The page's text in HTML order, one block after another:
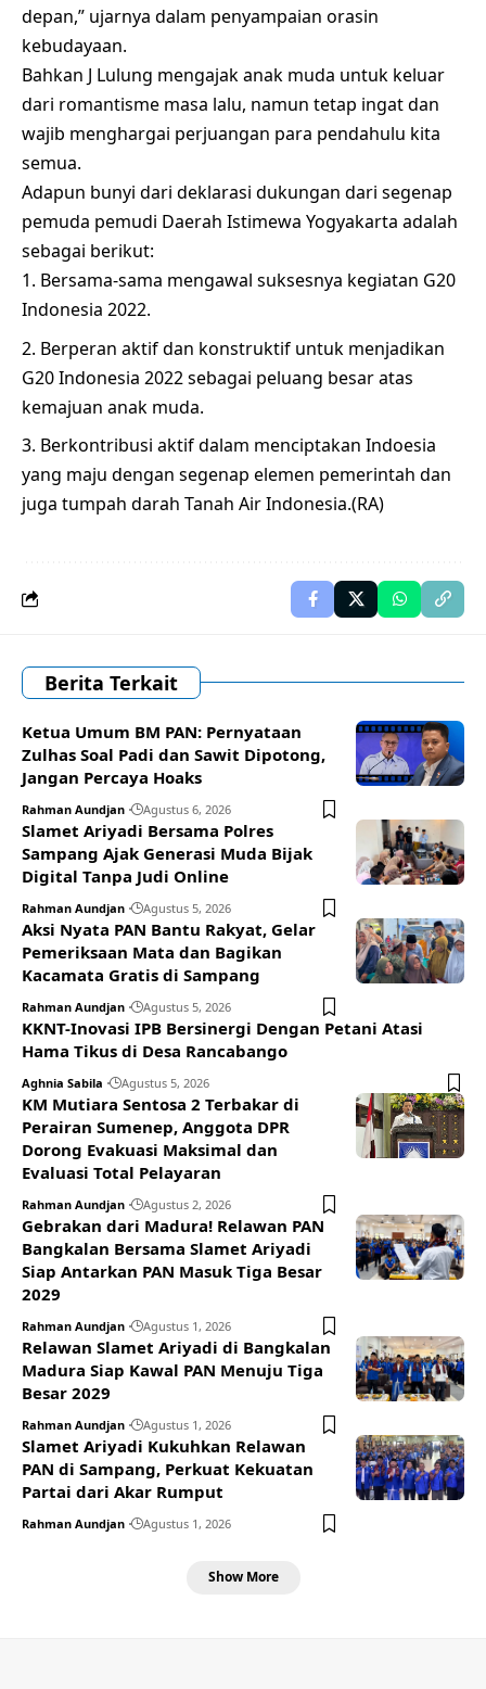
depan,” ujarnya dalam penyampaian orasin
kebudayaan.
Bahkan J Lulung mengajak anak muda untuk keluar
dari romantisme masa lalu, namun tetap ingat dan
wajib menghargai perjuangan para pendahulu kita
semua.
Adapun bunyi dari deklarasi dukungan dari segenap
pemuda pemudi Daerah Istimewa Yogyakarta adalah
sebagai berikut:
Bersama-sama mengawal suksesnya kegiatan G20
Indonesia 2022.
Berperan aktif dan konstruktif untuk menjadikan
G20 Indonesia 2022 sebagai peluang besar atas
kemajuan anak muda.
Berkontribusi aktif dalam menciptakan Indoesia
yang maju dengan segenap elemen pemerintah dan
juga tumpah darah Tanah Air Indonesia.(RA)
Berita Terkait
Ketua Umum BM PAN: Pernyataan
Zulhas Soal Padi dan Sawit Dipotong,
Jangan Percaya Hoaks
Rahman Aundjan Agustus 6, 2026
Slamet Ariyadi Bersama Polres
Sampang Ajak Generasi Muda Bijak
Digital Tanpa Judi Online
Rahman Aundjan Agustus 5, 2026
Aksi Nyata PAN Bantu Rakyat, Gelar
Pemeriksaan Mata dan Bagikan
Kacamata Gratis di Sampang
Rahman Aundjan Agustus 5, 2026
KKNT-Inovasi IPB Bersinergi Dengan Petani Atasi
Hama Tikus di Desa Rancabango
Aghnia Sabila Agustus 5, 2026
KM Mutiara Sentosa 2 Terbakar di
Perairan Sumenep, Anggota DPR
Dorong Evakuasi Maksimal dan
Evaluasi Total Pelayaran
Rahman Aundjan Agustus 2, 2026
Gebrakan dari Madura! Relawan PAN
Bangkalan Bersama Slamet Ariyadi
Siap Antarkan PAN Masuk Tiga Besar
2029
Rahman Aundjan Agustus 1, 2026
Relawan Slamet Ariyadi di Bangkalan
Madura Siap Kawal PAN Menuju Tiga
Besar 2029
Rahman Aundjan Agustus 1, 2026
Slamet Ariyadi Kukuhkan Relawan
PAN di Sampang, Perkuat Kekuatan
Partai dari Akar Rumput
Rahman Aundjan Agustus 1, 2026
Show More